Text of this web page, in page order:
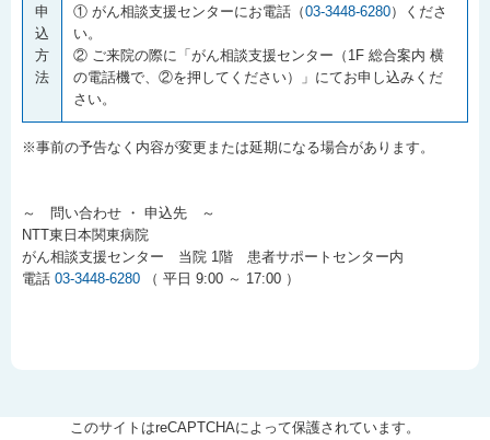
申
込
方
法
① がん相談支援センターにお電話（03-3448-6280）くださ
い。
② ご来院の際に「がん相談支援センター（1F 総合案内 横
の電話機で、②を押してください）」にてお申し込みくだ
さい。
※事前の予告なく内容が変更または延期になる場合があります。
～ 問い合わせ ・ 申込先 ～
NTT東日本関東病院
がん相談支援センター 当院 1階 患者サポートセンター内
電話 03-3448-6280 （ 平日 9:00 ～ 17:00 ）
このサイトはreCAPTCHAによって保護されています。